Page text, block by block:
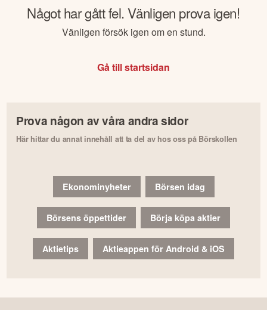
Något har gått fel. Vänligen prova igen!
Vänligen försök igen om en stund.
Gå till startsidan
Prova någon av våra andra sidor
Här hittar du annat innehåll att ta del av hos oss på Börskollen
Ekonominyheter Börsen idag
Börsens öppettider Börja köpa aktier
Aktietips Aktieappen för Android & iOS